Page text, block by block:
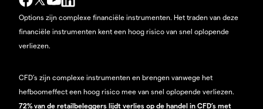
Options zijn complexe financiële instrumenten. Het traden van deze
financiële instrumenten kent een hoog risico van snel oplopende
verliezen.
CFD’s zijn complexe instrumenten en brengen vanwege het
hefboomeffect een hoog risico mee van snel oplopende verliezen.
72% van de retailbeleggers lijdt verlies op de handel in CFD’s met